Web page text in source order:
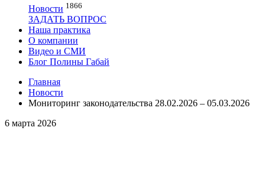
Новости 1866
ЗАДАТЬ ВОПРОС
Наша практика
О компании
Видео и СМИ
Блог Полины Габай
Главная
Новости
Мониторинг законодательства 28.02.2026 – 05.03.2026
6 марта 2026